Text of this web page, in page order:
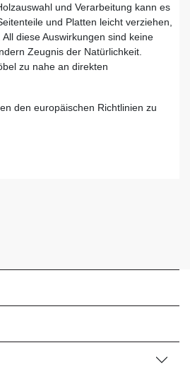
und Verarbeitung kann es
und Platten leicht verziehen,
diese Auswirkungen sind keine
Zeugnis der Natürlichkeit.
zu nahe an direkten
den europäischen Richtlinien zu